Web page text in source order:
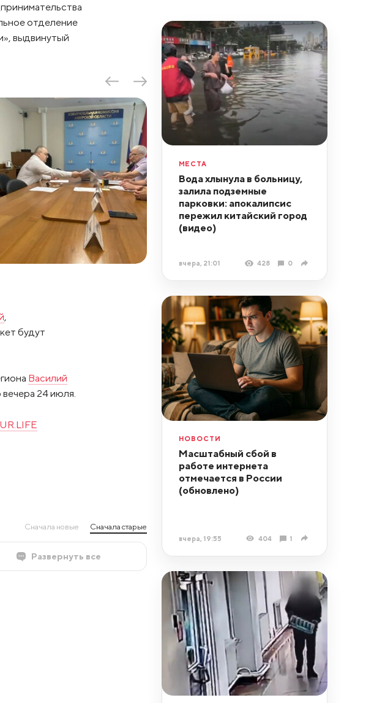
отделение
выдвинутый
,
будут
Василий
24 июля.
Сначала новые Сначала старые
Развернуть все
МЕСТА
Вода хлынула в больницу,
залила подземные
парковки: апокалипсис
пережил китайский город
(видео)
вчера, 21:01 428 0
НОВОСТИ
Масштабный сбой в
работе интернета
отмечается в России
(обновлено)
вчера, 19:55 404 1